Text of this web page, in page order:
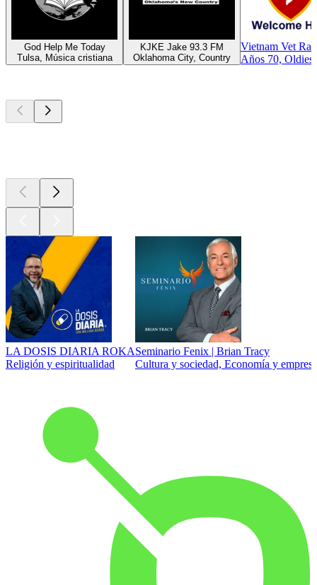
God Help Me Today
Tulsa, Música cristiana
KJKE Jake 93.3 FM
Oklahoma City, Country
Vietnam Vet
Años 70, Oldies
LA DOSIS DIARIA ROKA
Religión y espiritualidad
Seminario Fenix | Brian Tracy
Cultura y sociedad, Economía y